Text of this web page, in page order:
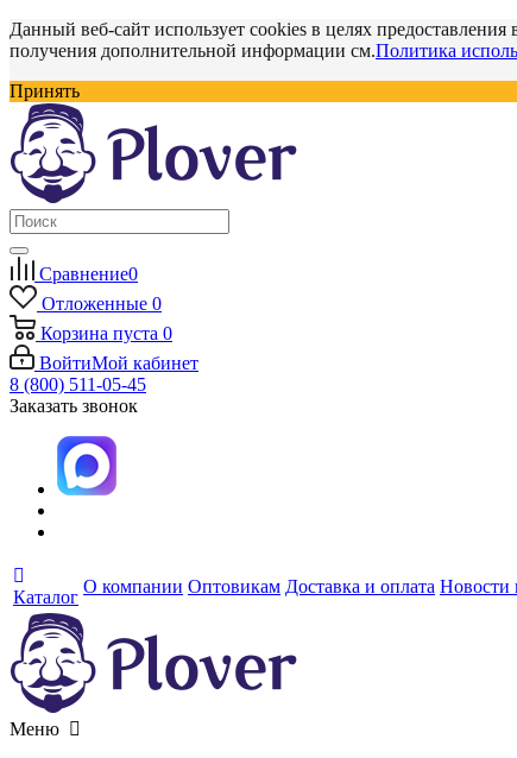
Данный веб-сайт использует cookies в целях
получения дополнительной информации см.Политика
Принять
Сравнение0
Отложенные 0
Корзина пуста 0
ВойтиМой кабинет
8 (800) 511-05-45
Заказать звонок
Каталог
О компании Оптовикам Доставка и оплата Новости
Меню